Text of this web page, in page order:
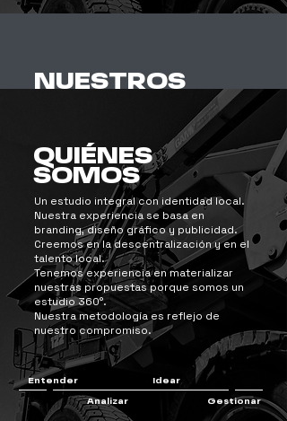
NUESTROS
DISEÑO
PUBLICITARIO Y
MARKETING
Diseñamos soluciones gráficas a
medida para empresas, facilitando una
comunicación efectiva en diversos
formatos.
RUBRO
MINERO
Con experiencia en el sector minero,
conocemos las normativas, materiales
y procesos necesarios.
SEÑALÉTICA
QUIÉNES
SOMOS
Un estudio integral con identidad local.
Nuestra experiencia se basa en
branding, diseño gráfico y publicidad.
Creemos en la descentralización y en el
talento local.
Tenemos experiencia en materializar
nuestras propuestas porque somos un
estudio 360°.
Nuestra metodología es reflejo de
nuestro compromiso.
Entender Idear
Analizar Gestionar